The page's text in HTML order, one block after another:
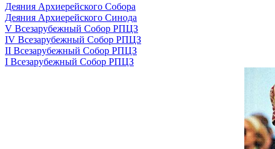
Деяния Архиерейского Собора
Деяния Архиерейского Синода
V Всезарубежный Собор РПЦЗ
IV Всезарубежный Собор РПЦЗ
II Всезарубежный Собор РПЦЗ
I Всезарубежный Собор РПЦЗ